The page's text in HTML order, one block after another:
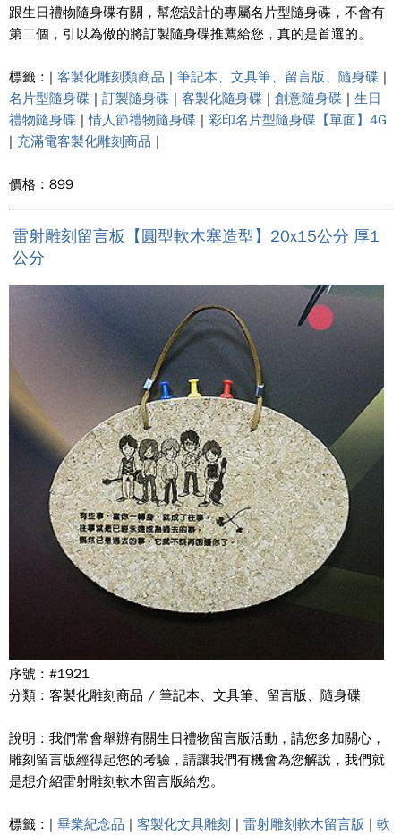
跟生日禮物隨身碟有關，幫您設計的專屬名片型隨身碟，不會有
第二個，引以為傲的將訂製隨身碟推薦給您，真的是首選的。
標籤 : | 客製化雕刻類商品 | 筆記本、文具筆、留言版、隨身碟 |
名片型隨身碟 | 訂製隨身碟 | 客製化隨身碟 | 創意隨身碟 | 生日
禮物隨身碟 |情人節禮物隨身碟 | 彩印名片型隨身碟【單面】4G
| 充滿電客製化雕刻商品 |
價格 : 899
雷射雕刻留言板【圓型軟木塞造型】20x15公分 厚1
公分
序號 : #1921
分類 : 客製化雕刻商品 / 筆記本、文具筆、留言版、隨身碟
說明 : 我們常會舉辦有關生日禮物留言版活動，請您多加關心，
雕刻留言版經得起您的考驗，請讓我們有機會為您解說，我們就
是想介紹雷射雕刻軟木留言版給您。
標籤 : | 畢業紀念品 客製化文具雕刻 雷射雕刻軟木留言版
軟